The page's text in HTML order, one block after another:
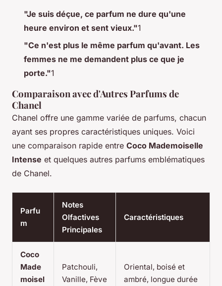
"Je suis déçue, ce parfum ne dure qu'une
heure environ et sent vieux."1
"Ce n'est plus le même parfum qu'avant. Les
femmes ne me demandent plus ce que je
porte."1
Comparaison avec d'Autres Parfums de
Chanel
Chanel offre une gamme variée de parfums, chacun
ayant ses propres caractéristiques uniques. Voici
une comparaison rapide entre Coco Mademoiselle
Intense et quelques autres parfums emblématiques
de Chanel.
Parfu
m
Notes
Olfactives
Principales
Caractéristiques
Coco
Made
moisel
Patchouli,
Vanille, Fève
Oriental, boisé et
ambré, longue durée